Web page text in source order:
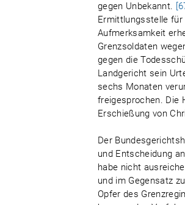
gegen Unbekannt.
Ermittlungsstelle für
Aufmerksamkeit
Grenzsoldaten
gegen die
Landgericht sein
sechs Monaten
freigesprochen. Die
Erschießung von
Der
und Entscheidung
habe nicht
und im Gegensatz
Opfer des